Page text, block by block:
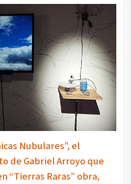
Nubulares”, el
de Gabriel Arroyo que
“Tierras Raras” obra,